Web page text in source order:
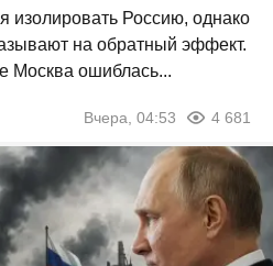
изолировать Россию, однако
на обратный эффект.
Москва ошиблась...
Вчера, 04:53 4 681